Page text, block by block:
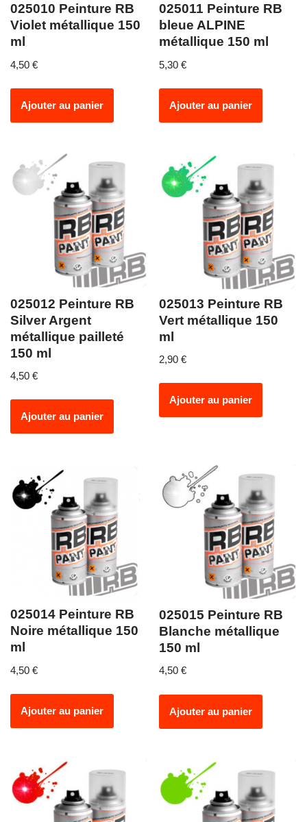
025010 Peinture RB
Violet métallique 150
ml
4,50 €
Ajouter au panier
025011 Peinture RB
bleue ALPINE
métallique 150 ml
5,30€
Ajouter au panier
025012 Peinture RB
Silver Argent
métallique pailleté
150 ml
4,50 €
Ajouter au panier
025013 Peinture RB
Vert métallique 150
ml
2,90€
Ajouter au panier
025014 Peinture RB
Noire métallique 150
ml
4,50 €
Ajouter au panier
025015 Peinture RB
Blanche métallique
150 ml
4,50€
Ajouter au panier